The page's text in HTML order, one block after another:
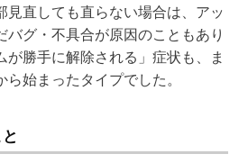
見直しても直らない場合は、アッ
バグ・不具合が原因のこともあり
が勝手に解除される」症状も、ま
始まったタイプでした。